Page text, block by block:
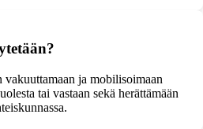
vakuuttamaan ja mobilisoimaan
tai vastaan sekä herättämään